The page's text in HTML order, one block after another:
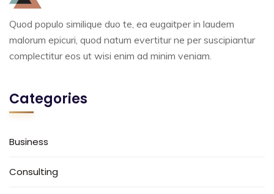
Quod populo similique duo te, ea eugaitper in laudem
malorum epicuri, quod natum evertitur ne per suscipiantur
complectitur eos ut wisi enim ad minim veniam.
Categories
Business
Consulting